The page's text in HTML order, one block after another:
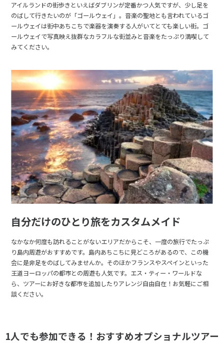
アイルランドの街歩きといえばダブリンが定番かつ人気ですが、少し足を
のばして行きたいのが「ゴールウェイ」。音楽の聖地とも言われているゴ
ールウェイは街中あちこちで楽器を演奏する人がいてとても楽しい街。ゴ
ールウェイで写真映え抜群なカラフルな街並みと音楽をたっぷり満喫して
みてください。
自分だけのひとり旅をカスタムメイド
なかなか何度も訪れることがないエリアだからこそ、一度の旅行でたっぷ
り島内周遊がおすすめです。島内あちこちに見どころがあるので、この機
会に是非足をのばしてみませんか。そのほかフランスやスペインといった
王道ヨーロッパの都市との周遊も人気です。エス・ティー・ワールドな
ら、ツアーにお好きな都市を追加したりアレンジ自由自在！お気軽にご相
談ください。
1人でも参加できる！おすすめオプショナルツアー